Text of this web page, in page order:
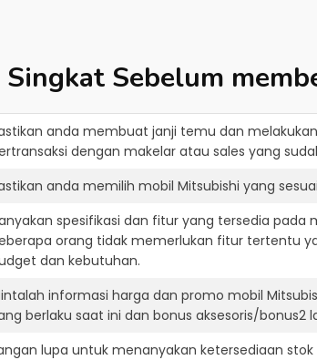
Sebelum
anda membuat janji temu dan
dengan makelar atau sales yang
anda memilih mobil Mitsubishi yang
spesifikasi dan fitur yang tersedia
orang tidak memerlukan fitur tertentu
dan kebutuhan.
informasi harga dan promo mobil
berlaku saat ini dan bonus aksesoris/bonus2
lupa untuk menanyakan ketersediaan